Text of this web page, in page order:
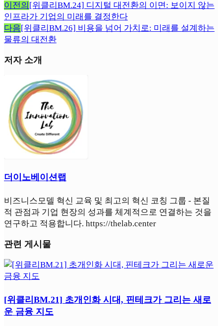
이전의 [위클리BM.24] 디지털 대전환의 이면: 보이지 않는
인프라가 기업의 미래를 결정한다
다음[위클리BM.26] 비용을 넘어 가치로: 미래를 설계하는
물류의 대전환
저자 소개
더이노베이션랩
비즈니스모델 혁신 교육 및 최고의 혁신 코칭 그룹 - 본질
적 관점과 기업 현장의 성과를 체계적으로 연결하는 것을
연구하고 적용합니다. https://thelab.center
관련 게시물
[위클리BM.21] 초개인화 시대, 핀테크가 그리는 새로
운 금융 지도